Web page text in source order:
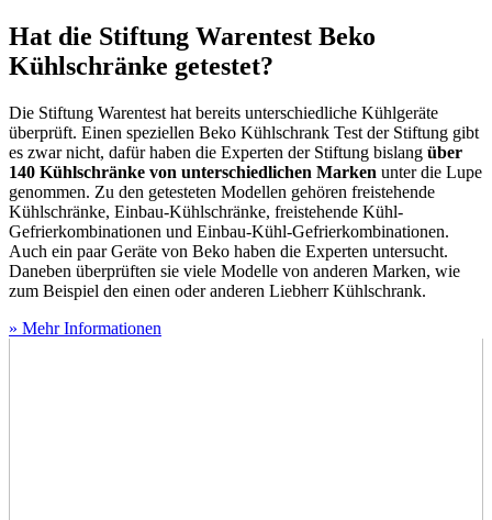
Hat die Stiftung Warentest Beko
Kühlschränke getestet?
Die Stiftung Warentest hat bereits unterschiedliche Kühlgeräte
überprüft. Einen speziellen Beko Kühlschrank Test der Stiftung gibt
es zwar nicht, dafür haben die Experten der Stiftung bislang über
140 Kühlschränke von unterschiedlichen Marken unter die Lupe
genommen. Zu den getesteten Modellen gehören freistehende
Kühlschränke, Einbau-Kühlschränke, freistehende Kühl-
Gefrierkombinationen und Einbau-Kühl-Gefrierkombinationen.
Auch ein paar Geräte von Beko haben die Experten untersucht.
Daneben überprüften sie viele Modelle von anderen Marken, wie
zum Beispiel den einen oder anderen Liebherr Kühlschrank.
» Mehr Informationen